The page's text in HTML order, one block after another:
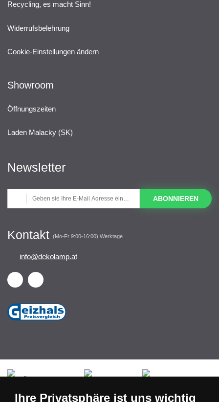
Recycling, es macht Sinn!
Widerrufsbelehrung
Cookie-Einstellungen ändern
Showroom
Öffnungszeiten
Laden Malacky (SK)
Newsletter
ABONNIEREN
Kontakt (Mo-Fr 9:00-16:00) Werktage
info@dekolamp.at
Ihre Privatsphäre ist uns wichtig